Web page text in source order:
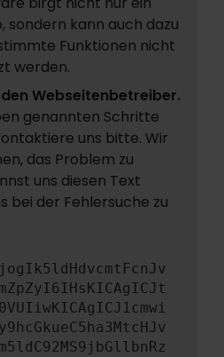
sondern kann auch dazu
Funktionen nicht
werden.
Webseitenbetreiber.
genannten Schritte
uns bitte. Wir
das Problem zu
uns diesen Text
bei der Fehlersuche zu